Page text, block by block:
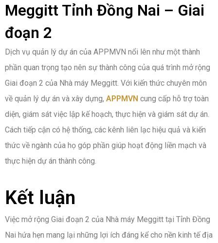
Meggitt Tỉnh Đồng Nai – Giai
đoạn 2
Dịch vụ quản lý dự án của APPMVN nổi lên như một thành
phần quan trọng tạo nên sự thành công của quá trình mở rộng
Giai đoạn 2 của Nhà máy Meggitt. Với kiến thức chuyên môn
về quản lý dự án và xây dựng, APPMVN cung cấp hỗ trợ toàn
diện, giám sát việc lập kế hoạch, thực hiện và giám sát dự án.
Cách tiếp cận có hệ thống, các kênh liên lạc hiệu quả và kiến
thức về ngành của họ góp phần giúp hoạt động liền mạch và
thực hiện dự án thành công.
Kết luận
Việc mở rộng Giai đoạn 2 của Nhà máy Meggitt tại Tỉnh Đồng
Nai hứa hẹn mang lại những lợi ích đáng kể cho nền kinh tế địa